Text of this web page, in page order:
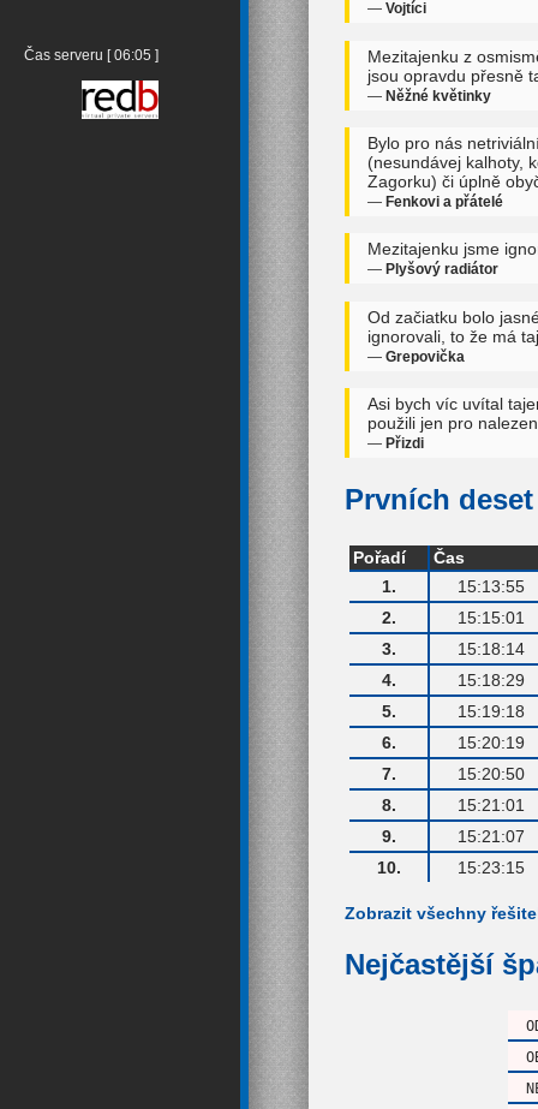
Čas serveru [ 06:05 ]
— Vojtíci
Mezitajenku z
jsou opravdu přesně
— Něžné květinky
Bylo pro nás
(nesundávej kalhoty,
Zagorku) či úplně
— Fenkovi a přátelé
Mezitajenku jsme
— Plyšový radiátor
Od začiatku bolo
ignorovali, to že má
— Grepovička
Asi bych víc uvítal
použili jen pro
— Přizdi
Prvních
Pořadí
Čas
1.
15:13:55
2.
15:15:01
3.
15:18:14
4.
15:18:29
5.
15:19:18
6.
15:20:19
7.
15:20:50
8.
15:21:01
9.
15:21:07
10.
15:23:15
Zobrazit všechny
Nejčastější